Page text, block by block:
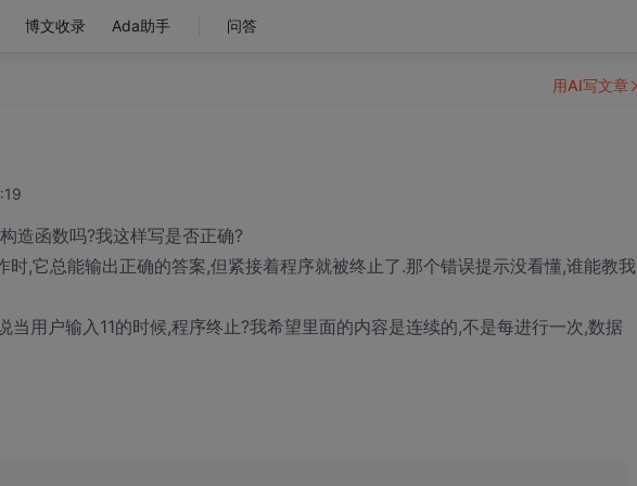
博文收录 Ada助手 问答
造函数吗?我这样写是否正确?
时,它总能输出正确的答案,但紧接着程序就被终止了.那个错误提示没看懂,谁能教我
当用户输入11的时候,程序终止?我希望里面的内容是连续的,不是每进行一次,数据
用AI写文章